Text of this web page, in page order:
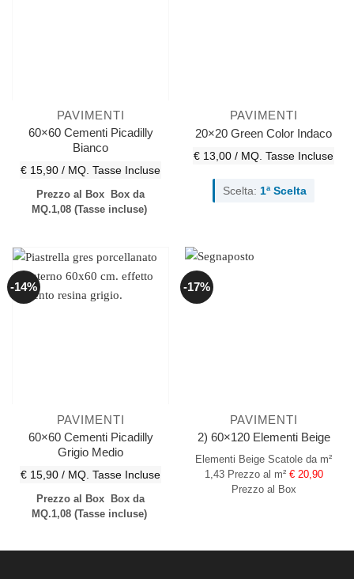
PAVIMENTI
60×60 Cementi Picadilly
Bianco
€ 15,90 / MQ. Tasse Incluse
Prezzo al Box
Box da
MQ.1,08 (Tasse incluse)
PAVIMENTI
20×20 Green Color Indaco
€ 13,00 / MQ. Tasse Incluse
Scelta: 1ª Scelta
-14%
PAVIMENTI
60×60 Cementi Picadilly
Grigio Medio
€ 15,90 / MQ. Tasse Incluse
Prezzo al Box Box da
MQ.1,08 (Tasse incluse)
-17%
PAVIMENTI
2) 60×120 Elementi Beige
Elementi Beige Scatole da m²
1,43 Prezzo al m² € 20,90
Prezzo al Box